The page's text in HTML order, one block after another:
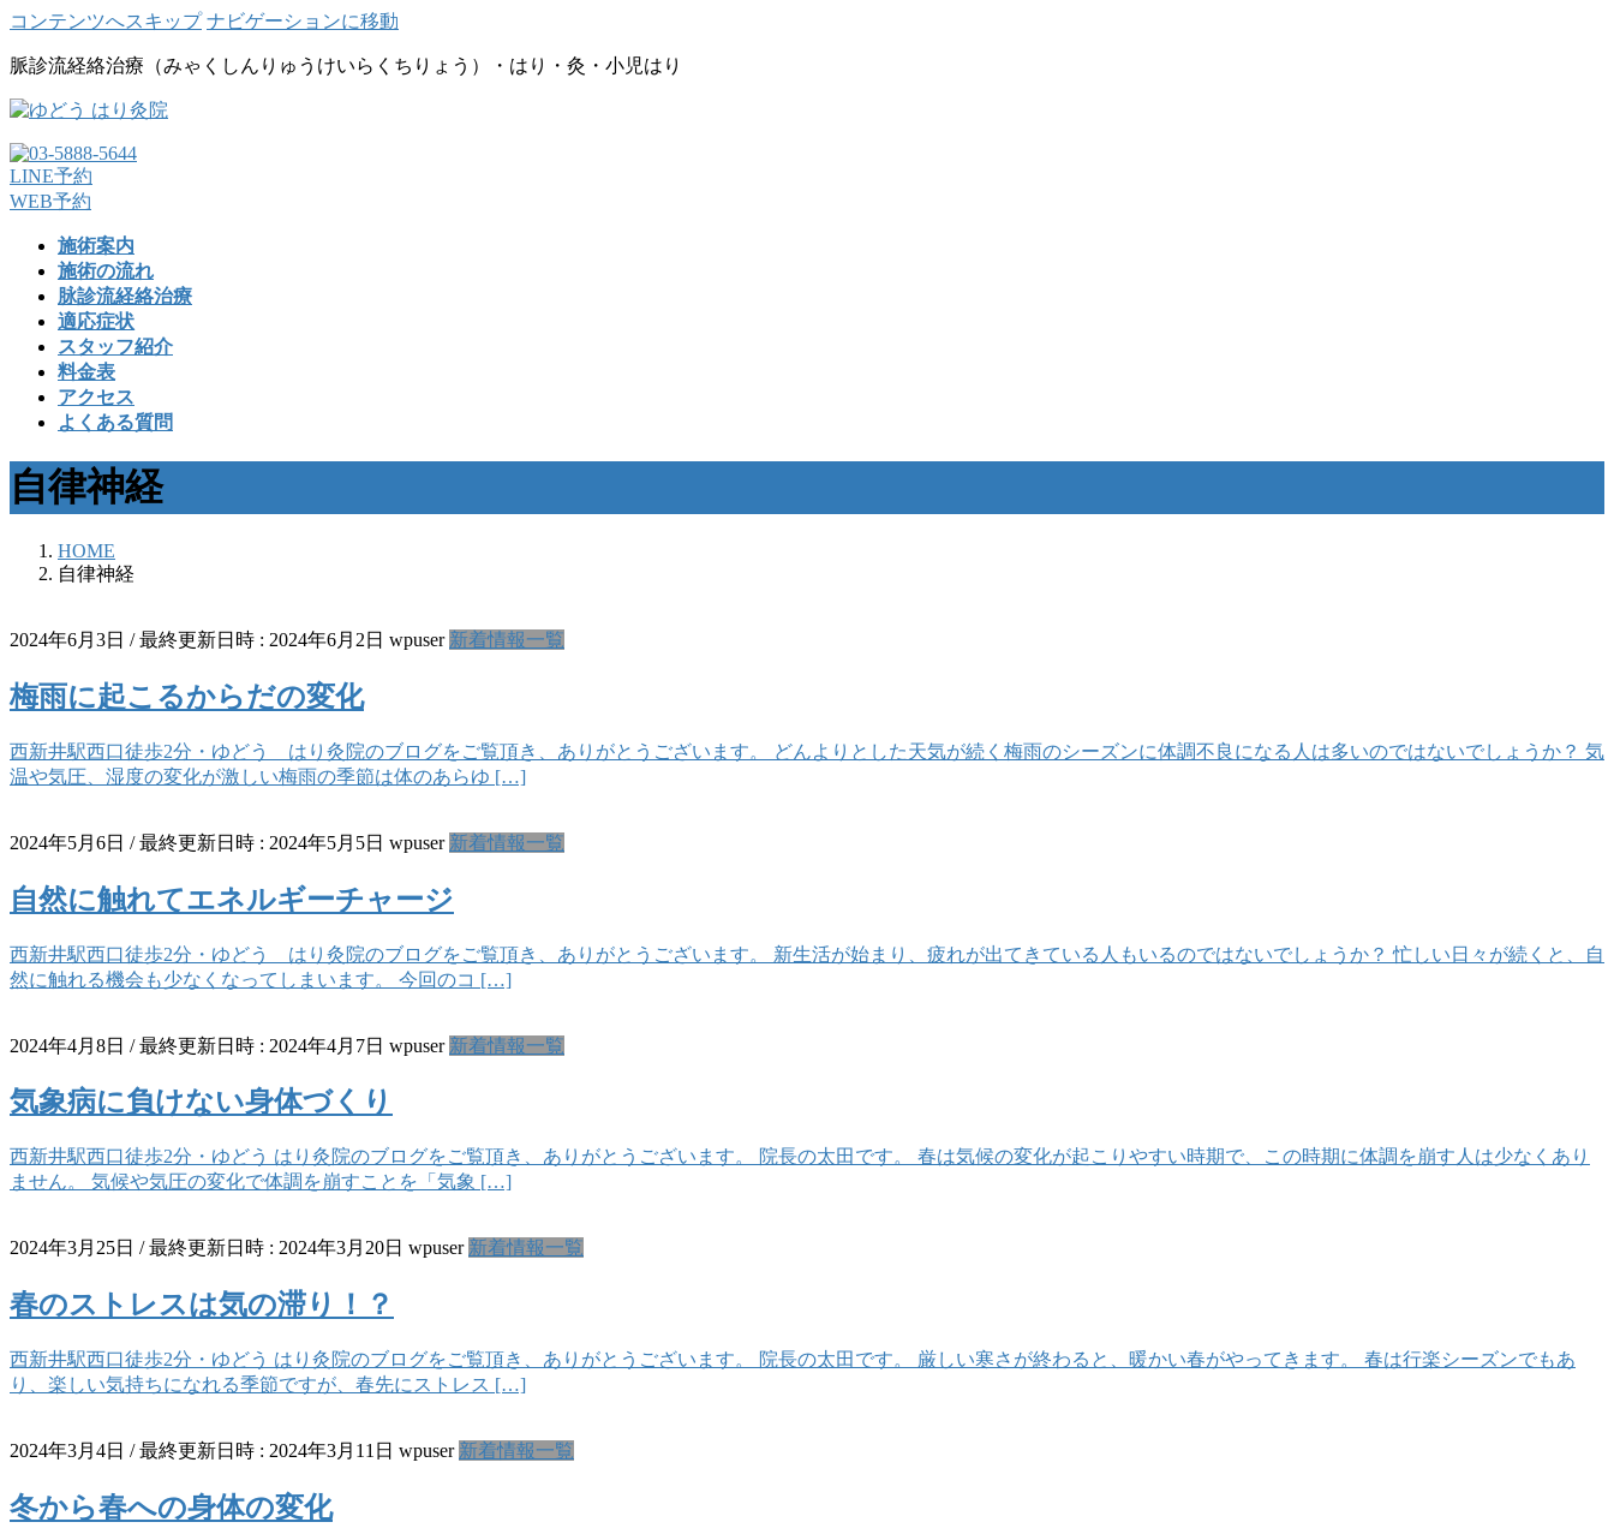
コンテンツへスキップ ナビゲーションに移動
脈診流経絡治療（みゃくしんりゅうけいらくちりょう）・はり・灸・小児はり
LINE予約
WEB予約
施術案内
施術の流れ
脉診流経絡治療
適応症状
スタッフ紹介
料金表
アクセス
よくある質問
自律神経
HOME
自律神経
2024年6月3日 / 最終更新日時 : 2024年6月2日 wpuser 新着情報一覧
梅雨に起こるからだの変化
西新井駅西口徒歩2分・ゆどう はり灸院のブログをご覧頂き、ありがとうございます。 どんよりとした天気が続く梅雨のシーズンに体調不良になる人は多いのではないでしょうか？ 気
温や気圧、湿度の変化が激しい梅雨の季節は体のあらゆ […]
2024年5月6日 / 最終更新日時 : 2024年5月5日 wpuser 新着情報一覧
自然に触れてエネルギーチャージ
西新井駅西口徒歩2分・ゆどう はり灸院のブログをご覧頂き、ありがとうございます。 新生活が始まり、疲れが出てきている人もいるのではないでしょうか？ 忙しい日々が続くと、自
然に触れる機会も少なくなってしまいます。 今回のコ […]
2024年4月8日 / 最終更新日時 : 2024年4月7日 wpuser 新着情報一覧
気象病に負けない身体づくり
西新井駅西口徒歩2分・ゆどう はり灸院のブログをご覧頂き、ありがとうございます。 院長の太田です。 春は気候の変化が起こりやすい時期で、この時期に体調を崩す人は少なくあり
ません。 気候や気圧の変化で体調を崩すことを「気象 […]
2024年3月25日 / 最終更新日時 : 2024年3月20日 wpuser 新着情報一覧
春のストレスは気の滞り！？
西新井駅西口徒歩2分・ゆどう はり灸院のブログをご覧頂き、ありがとうございます。 院長の太田です。 厳しい寒さが終わると、暖かい春がやってきます。 春は行楽シーズンでもあ
り、楽しい気持ちになれる季節ですが、春先にストレス […]
2024年3月4日 / 最終更新日時 : 2024年3月11日 wpuser 新着情報一覧
冬から春への身体の変化